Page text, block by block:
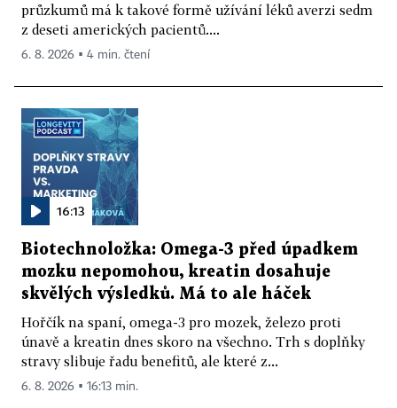
průzkumů má k takové formě užívání léků averzi sedm
z deseti amerických pacientů....
6. 8. 2026 ▪ 4 min. čtení
16:13
Biotechnoložka: Omega-3 před úpadkem
mozku nepomohou, kreatin dosahuje
skvělých výsledků. Má to ale háček
Hořčík na spaní, omega-3 pro mozek, železo proti
únavě a kreatin dnes skoro na všechno. Trh s doplňky
stravy slibuje řadu benefitů, ale které z...
6. 8. 2026 ▪ 16:13 min.